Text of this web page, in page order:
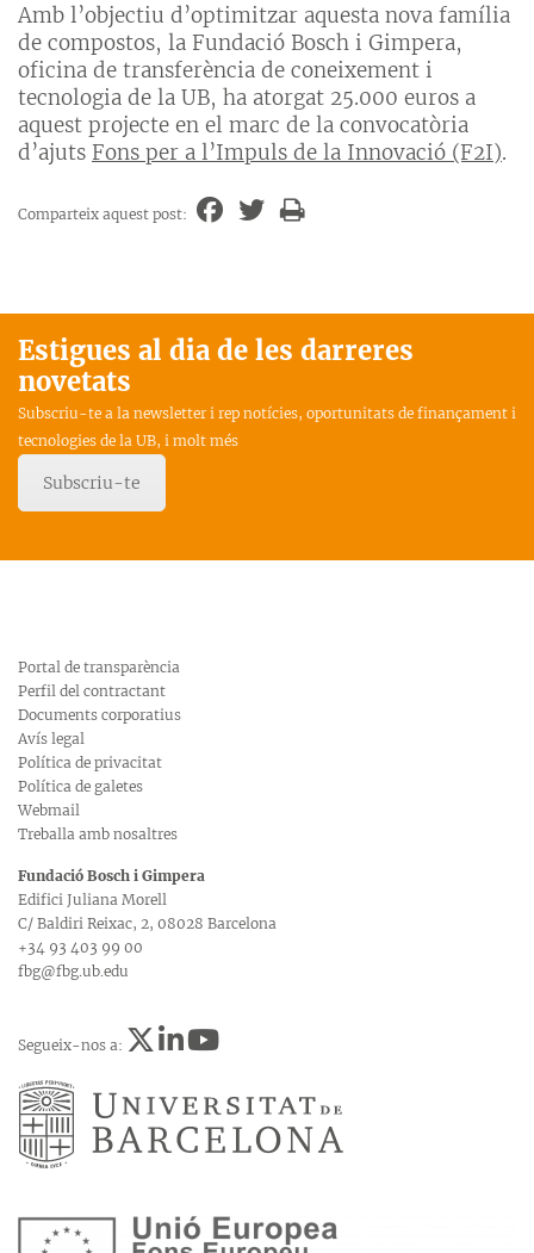
Amb l’objectiu d’optimitzar aquesta nova família
de compostos, la Fundació Bosch i Gimpera,
oficina de transferència de coneixement i
tecnologia de la UB, ha atorgat 25.000 euros a
aquest projecte en el marc de la convocatòria
d’ajuts Fons per a l’Impuls de la Innovació (F2I).
Comparteix aquest post:
Estigues al dia de les darreres
novetats
Subscriu-te a la newsletter i rep notícies, oportunitats de finançament i
tecnologies de la UB, i molt més
Subscriu-te
Portal de transparència
Perfil del contractant
Documents corporatius
Avís legal
Política de privacitat
Política de galetes
Webmail
Treballa amb nosaltres
Fundació Bosch i Gimpera
Edifici Juliana Morell
C/ Baldiri Reixac, 2, 08028 Barcelona
+34 93 403 99 00
fbg@fbg.ub.edu
Segueix-nos a: